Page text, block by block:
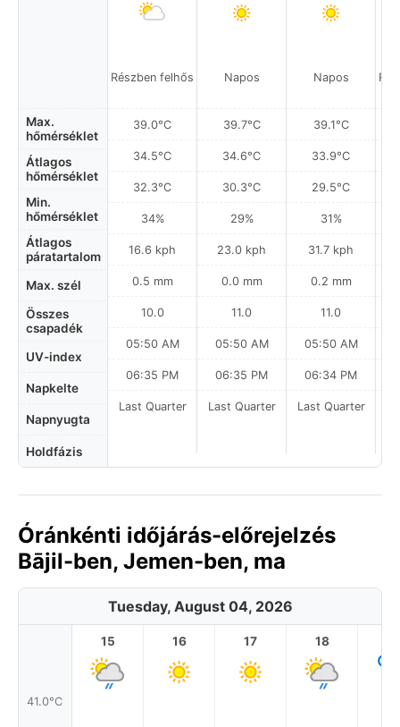
Max.
hőmérséklet
Átlagos
hőmérséklet
Min.
hőmérséklet
Átlagos
páratartalom
Max. szél
Összes
csapadék
UV-index
Napkelte
Napnyugta
Holdfázis
Részben felhős
39.0°C
34.5°C
32.3°C
34%
16.6 kph
0.5 mm
10.0
05:50 AM
06:35 PM
Last Quarter
Napos
39.7°C
34.6°C
30.3°C
29%
23.0 kph
0.0 mm
11.0
05:50 AM
06:35 PM
Last Quarter
Napos
39.1°C
33.9°C
29.5°C
31%
31.7 kph
0.2 mm
11.0
05:50 AM
06:34 PM
Last Quarter
Óránkénti időjárás-előrejelzés
Bājil-ben, Jemen-ben, ma
Tuesday, August 04, 2026
41.0°C
15 16 17 18